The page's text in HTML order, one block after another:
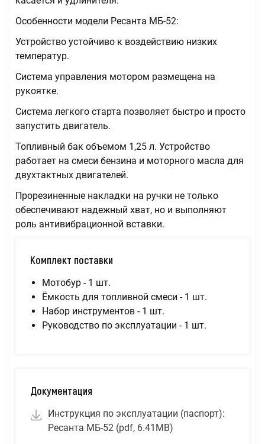
Особенности модели Ресанта МБ-52:
Устройство устойчиво к воздействию низких
температур.
Система управления мотором размещена на
рукоятке.
Система легкого старта позволяет быстро и просто
запустить двигатель.
Топливный бак объемом 1,25 л. Устройство
работает на смеси бензина и моторного масла для
двухтактных двигателей.
Прорезиненные накладки на ручки не только
обеспечивают надежный хват, но и выполняют
роль антивибрационной вставки.
Комплект поставки
Мотобур - 1 шт.
Ёмкость для топливной смеси - 1 шт.
Набор инструментов - 1 шт.
Руководство по эксплуатации - 1 шт.
Документация
Инструкция по эксплуатации (паспорт):
Ресанта МБ-52 (pdf, 6.41MB)